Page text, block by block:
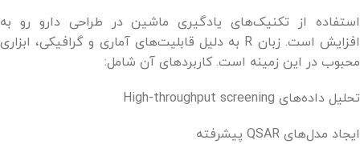
استفاده از تکنیک‌های یادگیری ماشین در طراحی دارو رو به
افزایش است. زبان R به دلیل قابلیت‌های آماری و گرافیکی، ابزاری
محبوب در این زمینه است. کاربردهای آن شامل:
تحلیل داده‌های High-throughput screening
ایجاد مدل‌های QSAR پیشرفته